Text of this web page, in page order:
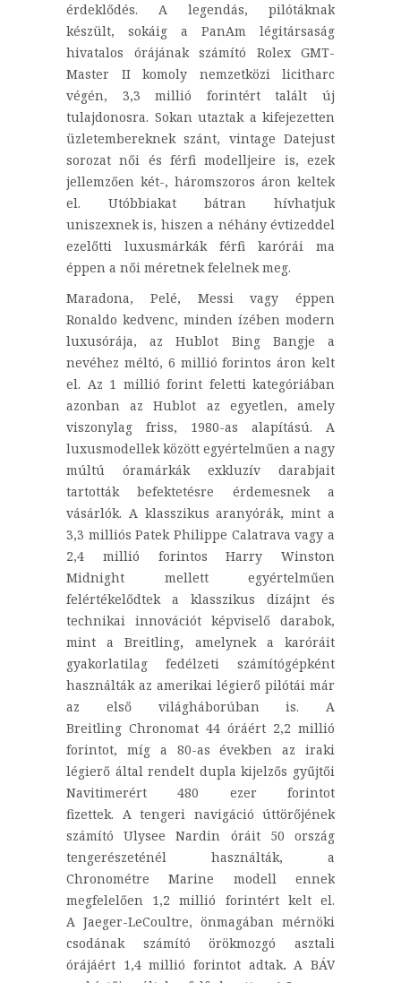
érdeklődés. A legendás, pilótáknak
készült, sokáig a PanAm légitársaság
hivatalos órájának számító Rolex GMT-
Master II komoly nemzetközi licitharc
végén, 3,3 millió forintért talált új
tulajdonosra. Sokan utaztak a kifejezetten
üzletembereknek szánt, vintage Datejust
sorozat női és férfi modelljeire is, ezek
jellemzően két-, háromszoros áron keltek
el. Utóbbiakat bátran hívhatjuk
uniszexnek is, hiszen a néhány évtizeddel
ezelőtti luxusmárkák férfi karórái ma
éppen a női méretnek felelnek meg.
Maradona, Pelé, Messi vagy éppen
Ronaldo kedvenc, minden ízében modern
luxusórája, az Hublot Bing Bangje a
nevéhez méltó, 6 millió forintos áron kelt
el. Az 1 millió forint feletti kategóriában
azonban az Hublot az egyetlen, amely
viszonylag friss, 1980-as alapítású. A
luxusmodellek között egyértelműen a nagy
múltú óramárkák exkluzív darabjait
tartották befektetésre érdemesnek a
vásárlók. A klasszikus aranyórák, mint a
3,3 milliós Patek Philippe Calatrava vagy a
2,4 millió forintos Harry Winston
Midnight mellett egyértelműen
felértékelődtek a klasszikus dizájnt és
technikai innovációt képviselő darabok,
mint a Breitling, amelynek a
karóráit
gyakorlatilag fedélzeti számítógépként
használták az amerikai légierő pilótái már
az első világháborúban is. A
Breitling Chronomat 44 óráért 2,2 millió
forintot, míg a 80-as években az iraki
légierő által rendelt dupla kijelzős gyűjtői
Navitimerért 480 ezer forintot
fizettek. A tengeri navigáció úttörőjének
számító Ulysee Nardin óráit 50 ország
tengerészeténél használták, a
Chronométre Marine modell ennek
megfelelően 1,2 millió forintért kelt el.
A Jaeger-LeCoultre, önmagában mérnöki
csodának számító örökmozgó asztali
órájáért 1,4 millió forintot adtak.A BÁV